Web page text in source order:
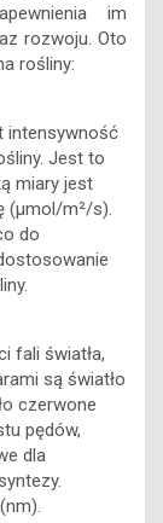
im
rozwoju. Oto
rośliny:
intensywność
Jest to
miary jest
(μmol/m²/s).
do
fali światła,
są światło
czerwone
pędów,
dla